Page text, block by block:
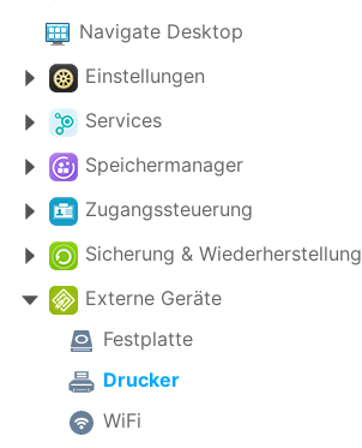
Navigate Desktop
Einstellungen
Services
Speichermanager
Zugangssteuerung
Sicherung & Wiederherstellung
Externe Geräte
Festplatte
Drucker
WiFi